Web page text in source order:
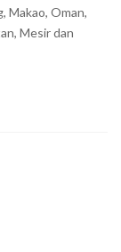
Makao, Oman,
Mesir dan